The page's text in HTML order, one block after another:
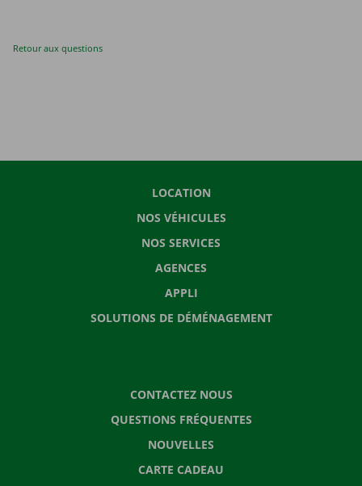
Retour aux questions
LOCATION
NOS VÉHICULES
NOS SERVICES
AGENCES
APPLI
SOLUTIONS DE DÉMÉNAGEMENT
CONTACTEZ NOUS
QUESTIONS FRÉQUENTES
NOUVELLES
CARTE CADEAU